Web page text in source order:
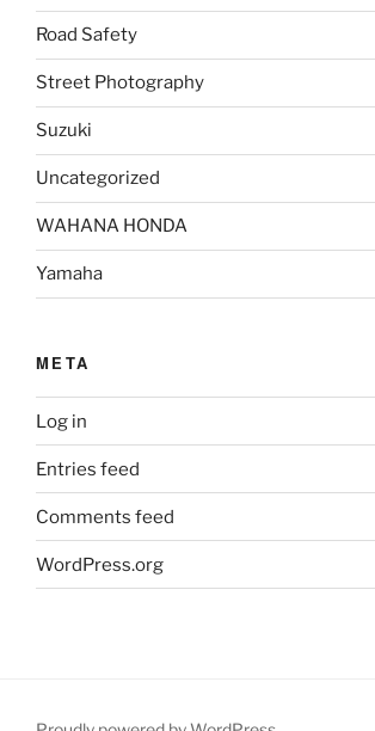
Road Safety
Street Photography
Suzuki
Uncategorized
WAHANA HONDA
Yamaha
META
Log in
Entries feed
Comments feed
WordPress.org